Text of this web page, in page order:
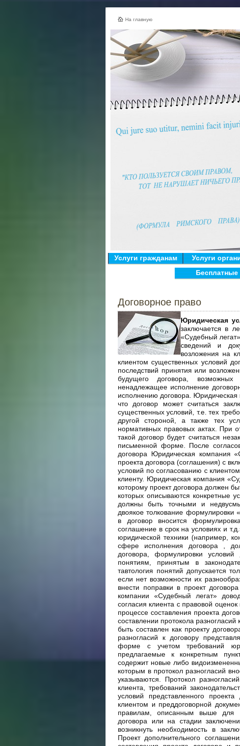
На главную Адрес:
Услуги гражданам Услуги
Договорное право
Юридическая
заключается в
«Судебный
сведений и
возложения на
клиентом существенных условий
последствий принятия или
будущего договора,
ненадлежащее исполнение
исполнению договора.
что договор может считаться
существенных условий, т.е. тех
другой стороной, а также тех
нормативных правовых актах. При
такой договор будет считаться
письменной форме. После
договора Юридическая компания
проекта договора (соглашения) с
условий по согласованию с
клиенту. Юридическая компания
которому проект договора должен
которых описываются конкретные
должны быть точными и
двоякое толкование формулировки
в договор вносится
соглашение в срок на условиях и
юридической техники (например,
сфере исполнения договора ,
договора, формулировки условий
понятиям, принятым в
тавтология понятий допускается
если нет возможности их
внести поправки в проект
компании «Судебный легат»
согласия клиента с правовой
процессе составления проекта
составлении протокола
быть составлен как проекту
разногласий к договору
форме с учетом требований
предлагаемые к конкретным
содержит новые либо
которым в протокол разногласий
указываются. Протокол
клиента, требований
условий представленного
клиентом и преддоговорной
правилам, описанным выше для
договора или на стадии
возникнуть необходимость в
Проект дополнительного